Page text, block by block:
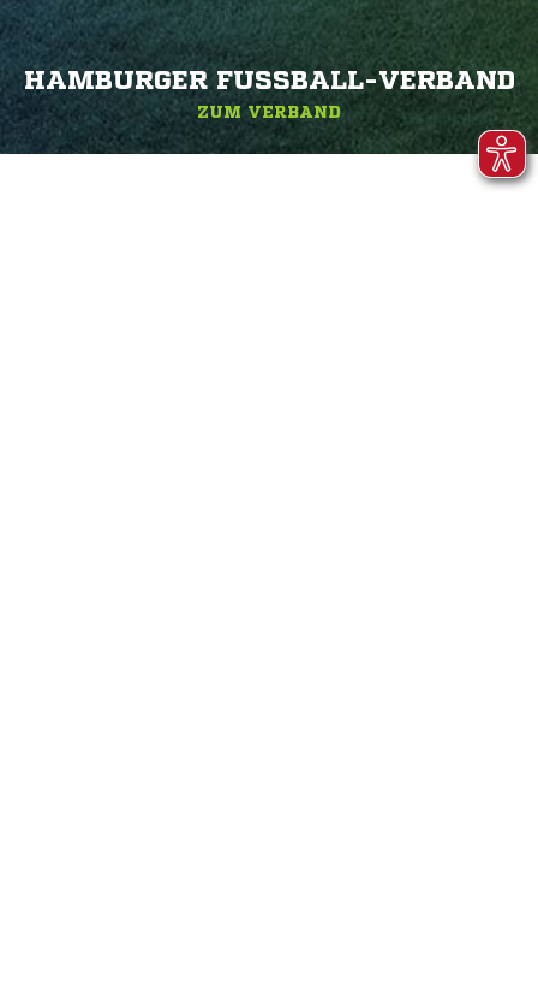
HAMBURGER FUSSBALL-VERBAND
ZUM VERBAND